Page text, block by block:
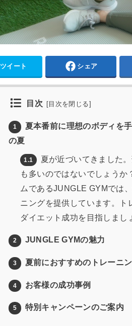
ツイート シェア
目次 目次を閉じる
1
夏本番前に理想のボディを
の夏
1.1
夏が近づいてきました
も多いのではないでしょう
ムであるJUNGLE GYMでは
ニングを提供しています。ト
ダイエット成功を目指しまし
2 JUNGLE GYMの魅力
3 夏前におすすめのトレーニ
4 お客様の成功事例
5 特別キャンペーンのご案内